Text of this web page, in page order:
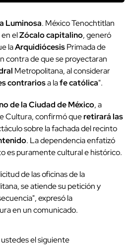
Luminosa. México Tenochtitlan
en elZócalo capitalino, generó
laArquidiócesisPrimada de
contra de que se proyectaran
Metropolitana, al considerar
contrariosa lafe católica".
de la Ciudad de México, a
Cultura, confirmó queretirará las
sobre la fachada del recinto
. La dependencia enfatizó
es puramente cultural e histórico.
de las oficinas de la
se atiende su petición y
expresó la
en un comunicado.
el siguiente